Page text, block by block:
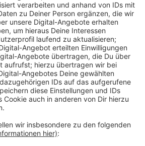
sollen die
während der Corona-Pandemie
zum Einkaufen kommen, so die
selbst werden von Nextbike
und desinfiziert. Die 30-minütige
das erste geliehene Rad.
eshier.